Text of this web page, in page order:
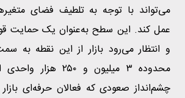
می‌تواند با توجه به تلطیف فضای
عمل کند. این سطح به‌عنوان یک حمایت
و انتظار می‌رود بازار از این نقطه به
محدوده ۳ میلیون و
چشم‌انداز صعودی که فعالان حرفه‌ای